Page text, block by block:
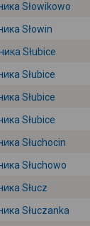
Słowikowo
Słowin
Słubice
Słubice
Słubice
Słubice
Słuchocin
Słuchowo
Słucz
Słuczanka